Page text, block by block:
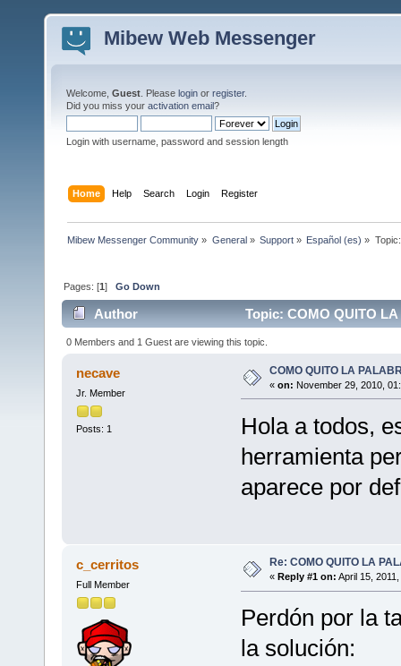
Mibew Web Messenger
Welcome, Guest . Please login or register.
Did you miss your activation email?
Login with username, password and session length
Home Help Search Login Register
Mibew Messenger Community » General» Support» Español (es) »
Pages: [1]Go Down
Author Topic: COMO QUITO
0 Members and 1 Guest are viewing this topic.
necave
Jr. Member
Posts: 1
COMO QUITO LA
« on: November 29, 2010,
Hola a todos,
herramienta
aparece por
c_cerritos
Full Member
Re: COMO QUITO LA
« Reply #1 on: April 15,
Perdón por la
la solución: